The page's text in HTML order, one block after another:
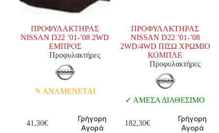
ΠΡΟΦΥΛΑΚΤΗΡΑΣ
NISSAN D22 ’01-’08 2WD
ΕΜΠΡΟΣ
Προφυλακτήρες
ΑΝΑΜΕΝΕΤΑΙ
41,30€
Γρήγορη
Αγορά
ΠΡΟΦΥΛΑΚΤΗΡΑΣ
NISSAN D22 ’01-’08
2WD/4WD ΠΙΣΩ ΧΡΩΜΙΟ
ΚΟΜΠΛΕ
Προφυλακτήρες
ΑΜΕΣΑ ΔΙΑΘΕΣΙΜΟ
182,30€
Γρήγορη
Αγορά